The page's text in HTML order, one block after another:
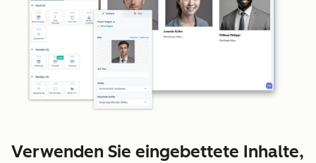
Verwenden Sie eingebettete Inhalte,